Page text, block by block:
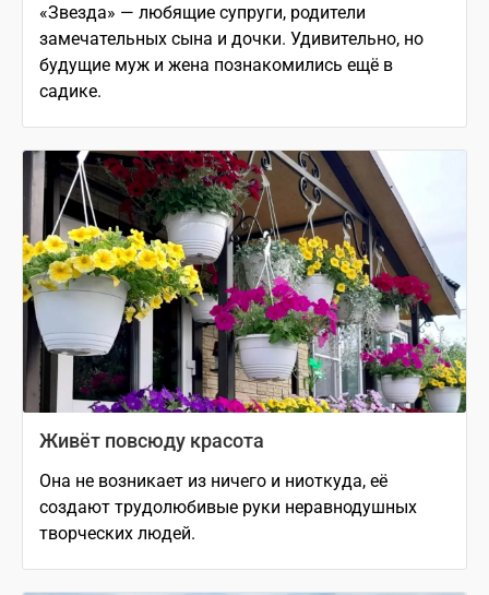
«Звезда» — любящие супруги, родители
замечательных сына и дочки. Удивительно, но
будущие муж и жена познакомились ещё в
садике.
Живёт повсюду красота
Она не возникает из ничего и ниоткуда, её
создают трудолюбивые руки неравнодушных
творческих людей.